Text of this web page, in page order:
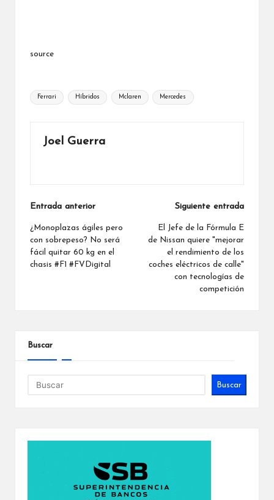
source
Etiquetas:
Ferrari Híbridos Mclaren Mercedes
Joel Guerra
Navegación
de
entradas
Entrada anterior
¿Monoplazas ágiles pero
con sobrepeso? No será
fácil quitar 60 kg en el
chasis #F1 #FVDigital
Siguiente entrada
El Jefe de la Fórmula E
de Nissan quiere "mejorar
el rendimiento de los
coches eléctricos de calle"
con tecnologías de
competición
Buscar
Buscar